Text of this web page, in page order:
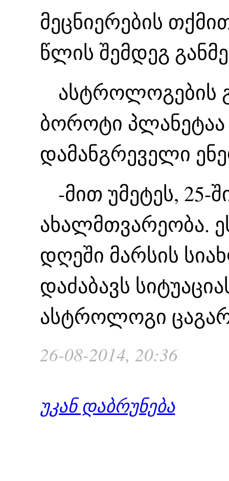
მეცნიერების
წლის შემდეგ
ასტროლოგების
ბოროტი პლანეტაა
დამანგრეველი
-მით უმეტეს, 25-
ახალმთვარეობა.
დღეში მარსის
დაძაბავს
ასტროლოგი
26-08-2014, 20:36
უკან დაბრუნება